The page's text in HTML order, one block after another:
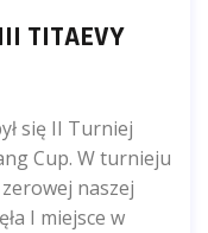
TITAEVY
się II Turniej
Cup. W turnieju
naszej
I miejsce w